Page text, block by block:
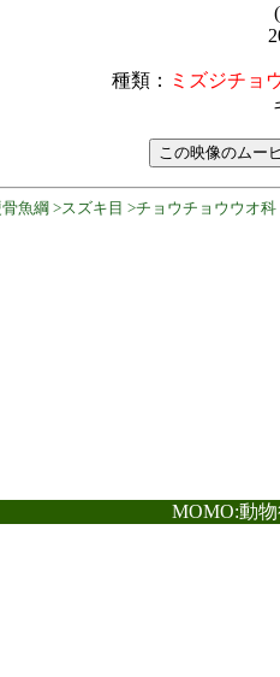
種類：
ミズジチョ
魚綱 >スズキ目 >チョウチョウウオ
MOMO:動